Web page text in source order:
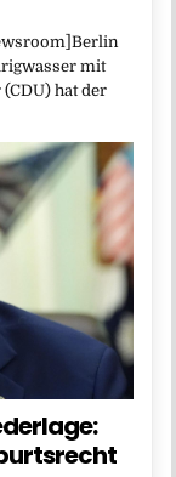
mit
hat der